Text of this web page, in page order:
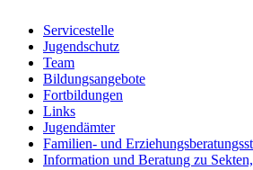
Servicestelle
Jugendschutz
Team
Bildungsangebote
Fortbildungen
Links
Jugendämter
Familien- und
Information und Beratung zu